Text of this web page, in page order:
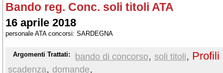
Bando reg. Conc. soli titoli ATA
16 aprile 2018
personale ATA concorsi: SARDEGNA
Argomenti Trattati: bando di concorso, soli titoli, Profili
scadenza, domande,